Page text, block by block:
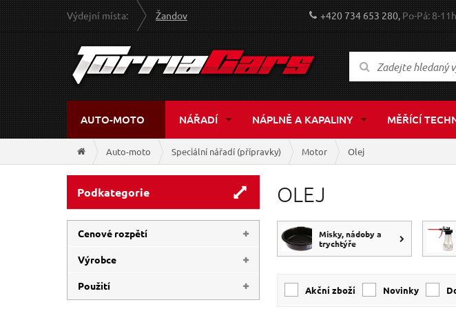
Výdejní místa: Žandov +420 734 653 280,Po-Pá: 8-
AUTO-MOTO NÁŘADÍ NÁPLNĚ A KAPALINY MĚŘÍCÍ
Auto-moto Speciální nářadí (přípravky) Motor Olej
Podkategorie
Cenové rozpětí
Výrobce
GEKO
Použití
OLEJ
Misky, nádoby a
trychtýře
Akční zboží Novinky